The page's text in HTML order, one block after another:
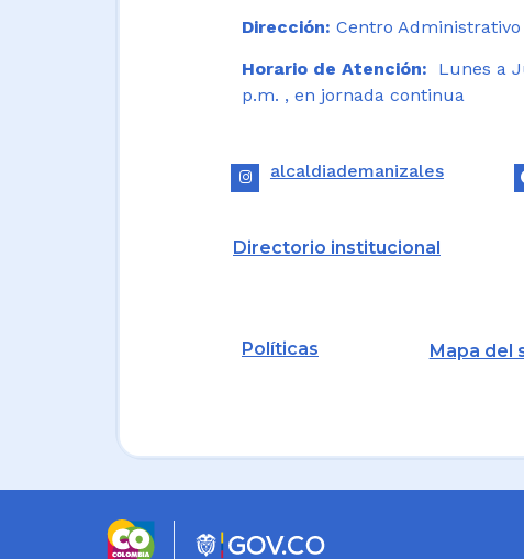
Dirección: Centro Administrativo
Horario de Atención: Lunes a
p.m. , en jornada continua
alcaldiademanizales
Directorio institucional
Políticas Mapa del